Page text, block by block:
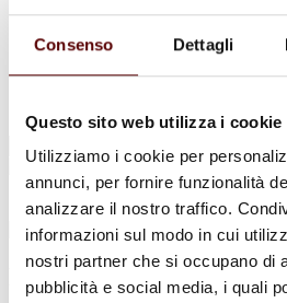
Consenso Dettagli
Questo sito web utilizza i cookie
Utilizziamo i cookie per
annunci, per fornire funzionalità
analizzare il nostro traffico.
informazioni sul modo in cui
nostri partner che si occupano di
pubblicità e social media, i quali
Necrologi
per:
Elda Lolli